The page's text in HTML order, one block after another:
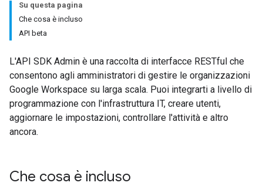
Su questa pagina
Che cosa è incluso
API beta
L'API SDK Admin è una raccolta di interfacce RESTful che
consentono agli amministratori di gestire le organizzazioni
Google Workspace su larga scala. Puoi integrarti a livello di
programmazione con l'infrastruttura IT, creare utenti,
aggiornare le impostazioni, controllare l'attività e altro
ancora.
Che cosa è incluso